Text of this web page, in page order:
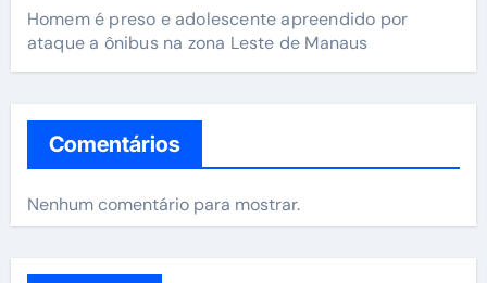
Homem é preso e adolescente apreendido por
ataque a ônibus na zona Leste de Manaus
Comentários
Nenhum comentário para mostrar.